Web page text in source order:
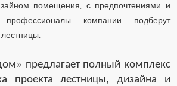
помещения, с предпочтениями и
компании подберут
предлагает полный комплекс
проекта лестницы, дизайна и